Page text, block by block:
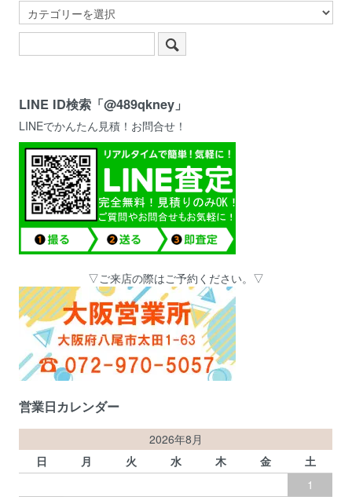
LINE ID検索「@489qkney」
LINEでかんたん見積！お問合せ！
▽ご来店の際はご予約ください。▽
営業日カレンダー
2026年8月
日
月 火 水 木 金
土
1